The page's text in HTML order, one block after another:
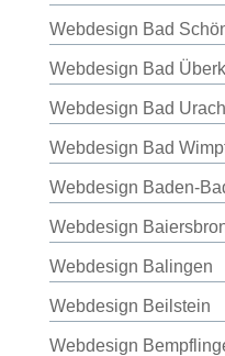
Webdesign Bad
Webdesign Bad
Webdesign Bad Urach
Webdesign Bad
Webdesign Baden-
Webdesign
Webdesign Balingen
Webdesign Beilstein
Webdesign